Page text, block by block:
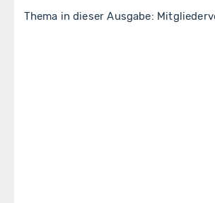
Thema in dieser Ausgabe: